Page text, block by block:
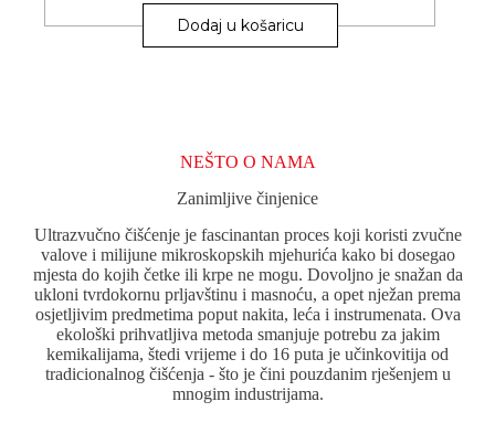
Dodaj u košaricu
NEŠTO O NAMA
Zanimljive činjenice
Ultrazvučno čišćenje je fascinantan proces koji koristi zvučne
valove i milijune mikroskopskih mjehurića kako bi dosegao
mjesta do kojih četke ili krpe ne mogu. Dovoljno je snažan da
ukloni tvrdokornu prljavštinu i masnoću, a opet nježan prema
osjetljivim predmetima poput nakita, leća i instrumenata. Ova
ekološki prihvatljiva metoda smanjuje potrebu za jakim
kemikalijama, štedi vrijeme i do 16 puta je učinkovitija od
tradicionalnog čišćenja - što je čini pouzdanim rješenjem u
mnogim industrijama.